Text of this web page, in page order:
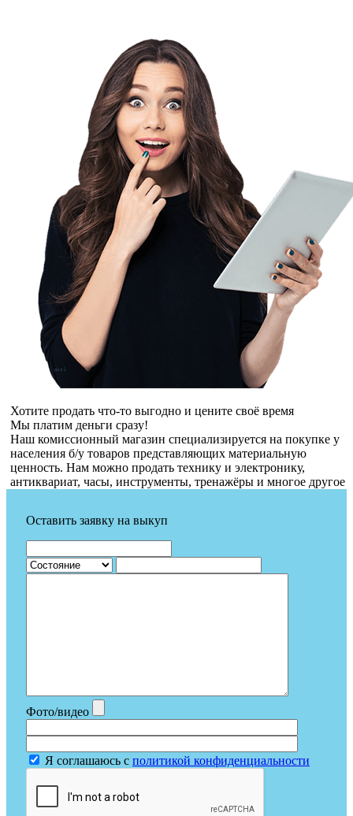
Хотите продать что-то выгодно и цените своё время
Мы платим деньги сразу!
Наш комиссионный магазин специализируется на покупке у
населения б/у товаров представляющих материальную
ценность. Нам можно продать технику и электронику,
антиквариат, часы, инструменты, тренажёры и многое другое
Оставить заявку на выкуп
Фото/видео
Я соглашаюсь с политикой конфиденциальности